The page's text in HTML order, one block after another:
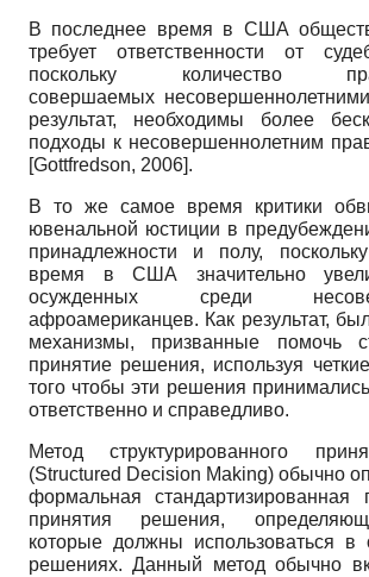
В последнее время в США
требует ответственности от
поскольку количество
совершаемых
результат, необходимы более
подходы к несовершеннолетним
[Gottfredson, 2006].
В то же самое время критики
ювенальной юстиции в
принадлежности и полу,
время в США значительно
осужденных среди
афроамериканцев. Как результат,
механизмы, призванные помочь
принятие решения, используя
того чтобы эти решения
ответственно и справедливо.
Метод структурированного
(Structured Decision Making) обычно
формальная стандартизированная
принятия решения,
которые должны использоваться в
решениях. Данный метод обычно